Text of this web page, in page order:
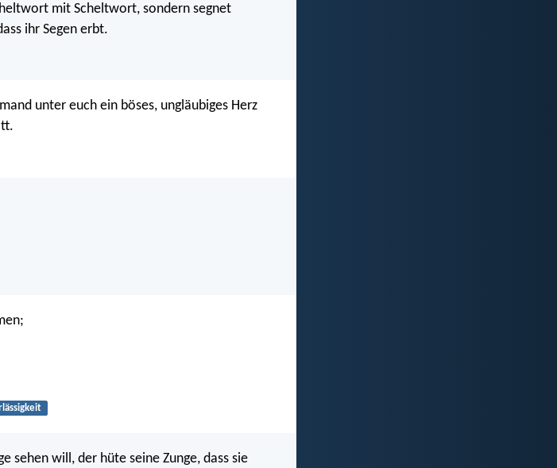
mit Scheltwort, sondern segnet
ihr Segen erbt.
unter euch ein böses, ungläubiges Herz
sehen will, der hüte seine Zunge, dass sie